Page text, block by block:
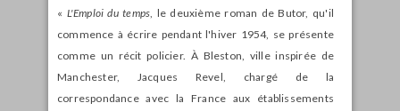
« L'Emploi du temps , le deuxième roman de Butor, qu'il
commence à écrire pendant l'hiver 1954, se présente
comme un récit policier. À Bleston, ville inspirée de
Manchester, Jacques Revel, chargé de la
correspondance avec la France aux établissements